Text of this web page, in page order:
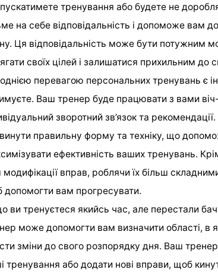
тренування або будете не
на себе відповідальність і допоможе вам
Ця відповідальність може бути потужним
своїх цілей і залишатися прихильним до
перевагою персональних тренувань є
Ваш тренер буде працювати з вами
зворотний зв’язок та
правильну форму та техніку, що
ефективність ваших тренувань.
модифікації вправ, роблячи їх більш
допомогти вам прогресувати.
ви тренуєтеся якийсь час, але перестали
може допомогти вам визначити області, в
зміни до свого розпорядку дня. Ваш
тренування або додати нові вправи, щоб